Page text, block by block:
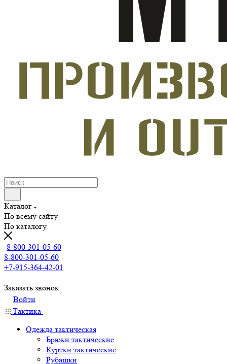
Каталог
По всему сайту
По каталогу
8-800-301-05-60
8-800-301-05-60
+7-915-364-42-01
Заказать звонок
Войти
Тактика
Одежда тактическая
Брюки тактические
Куртки тактические
Рубашки